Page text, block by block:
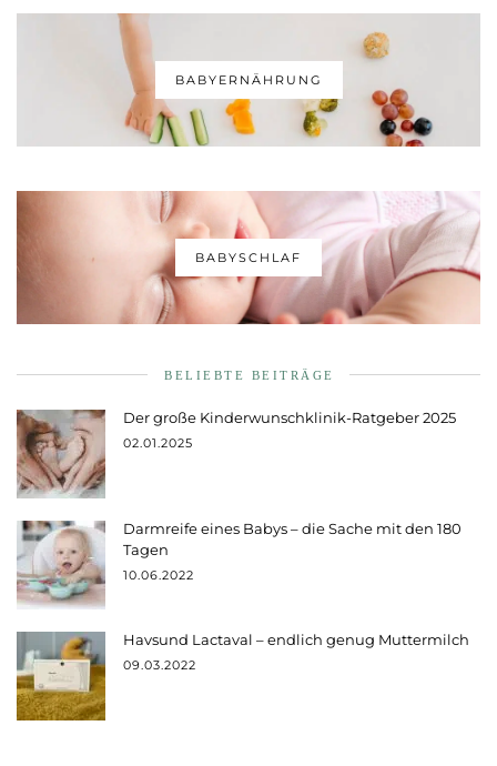
BABYERNÄHRUNG
BABYSCHLAF
BELIEBTE BEITRÄGE
Der große Kinderwunschklinik-Ratgeber 2025
02.01.2025
Darmreife eines Babys – die Sache mit den 180
Tagen
10.06.2022
Havsund Lactaval – endlich genug Muttermilch
09.03.2022